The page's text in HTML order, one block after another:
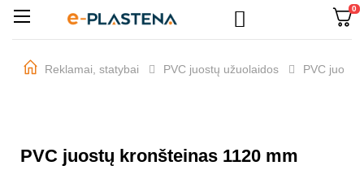
 0
Perjungti
☰
Reklamai, statybai PVC juostų užuolaidos PVC
PVC juostų kronšteinas 1120 mm